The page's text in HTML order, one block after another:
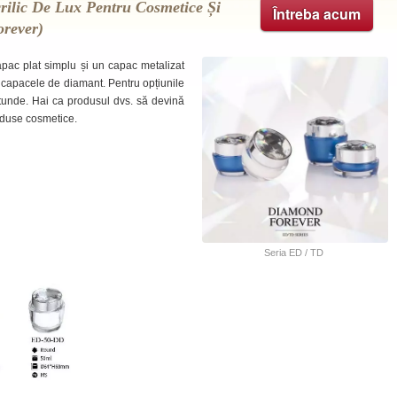
Întreba acum
De Lux Pentru Cosmetice Și
Seria ED / TD
plat simplu și un capac metalizat
de diamant. Pentru opțiunile
Hai ca produsul dvs. să devină
cosmetice.